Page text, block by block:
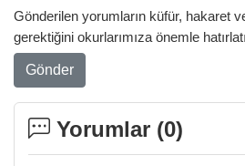
Gönderilen yorumların küfür, hakaret
gerektiğini okurlarımıza önemle
Gönder
Yorumlar (0)